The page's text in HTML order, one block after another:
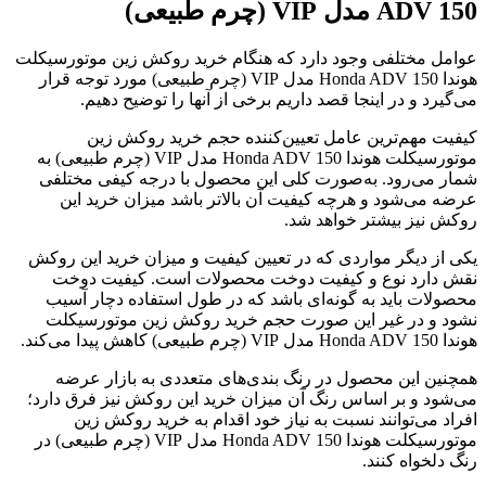
ADV 150 مدل VIP (چرم طبیعی)
عوامل مختلفی وجود دارد که هنگام خرید روکش زین موتورسیکلت
هوندا Honda ADV 150 مدل VIP (چرم طبیعی) مورد توجه قرار
می‌گیرد و در اینجا قصد داریم برخی از آنها را توضیح دهیم.
کیفیت مهم‌ترین عامل تعیین‌کننده حجم خرید روکش زین
موتورسیکلت هوندا Honda ADV 150 مدل VIP (چرم طبیعی) به
شمار می‌رود. به‌صورت کلی این محصول با درجه کیفی مختلفی
عرضه می‌شود و هرچه کیفیت آن بالا‌تر باشد میزان خرید این
روکش نیز بیشتر خواهد شد.
یکی از دیگر مواردی که در تعیین کیفیت و میزان خرید این روکش
نقش دارد نوع و کیفیت دوخت محصولات است. کیفیت دوخت
محصولات باید به گونه‌ای باشد که در طول استفاده دچار آسیب
نشود و در غیر این صورت حجم خرید روکش زین موتورسیکلت
هوندا Honda ADV 150 مدل VIP (چرم طبیعی) کاهش پیدا می‌کند.
همچنین این محصول در رنگ بندی‌های متعددی به بازار عرضه
می‌شود و بر اساس رنگ آن میزان خرید این روکش نیز فرق دارد؛
افراد می‌توانند نسبت به نیاز خود اقدام به خرید روکش زین
موتورسیکلت هوندا Honda ADV 150 مدل VIP (چرم طبیعی) در
رنگ دلخواه کنند.